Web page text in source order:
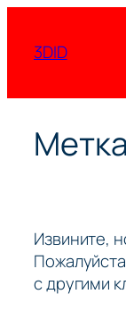
содержимому
3DID
Извините,
с другими